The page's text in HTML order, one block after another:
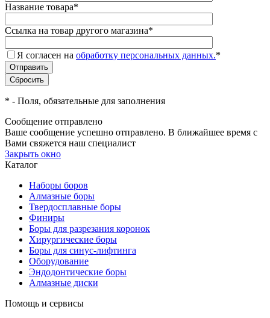
Название товара*
Ссылка на товар другого магазина*
Я согласен на обработку персональных данных.*
* - Поля, обязательные для заполнения
Сообщение отправлено
Ваше сообщение успешно отправлено. В ближайшее время с
Вами свяжется наш специалист
Закрыть окно
Каталог
Наборы боров
Алмазные боры
Твердосплавные боры
Финиры
Боры для разрезания коронок
Хирургические боры
Боры для синус-лифтинга
Оборудование
Эндодонтические боры
Алмазные диски
Помощь и сервисы